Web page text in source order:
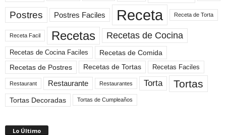
Postres Postres Faciles Receta Receta de Torta
Receta Facil Recetas Recetas de Cocina
Recetas de Cocina Faciles
Recetas de Comida
Recetas de Postres
Recetas de Tortas Recetas Faciles
Restaurant Restaurante Restaurantes Torta Tortas
Tortas Decoradas Tortas de Cumpleaños
Lo Último